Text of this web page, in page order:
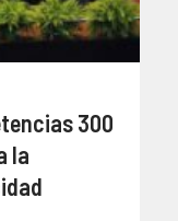
300
la